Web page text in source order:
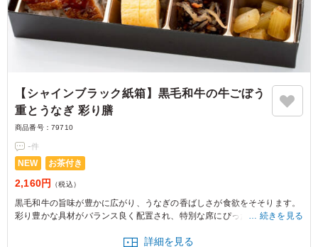
【シャインブラック紙箱】黒毛和牛の牛ごぼう
重とうなぎ 彩り膳
商品番号： 79710
-件
NEW お茶付き
2,160円 （税込）
黒毛和牛の旨味が豊かに広がり、うなぎの香ばしさが食欲をそそります。
彩り豊かな具材がバランス良く配置され、特別な席にぴったりの贅沢な一
続きを見る
詳細を見る